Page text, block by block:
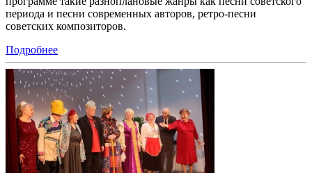
периода и песни современных авторов, ретро-песни
советских композиторов.
Подробнее